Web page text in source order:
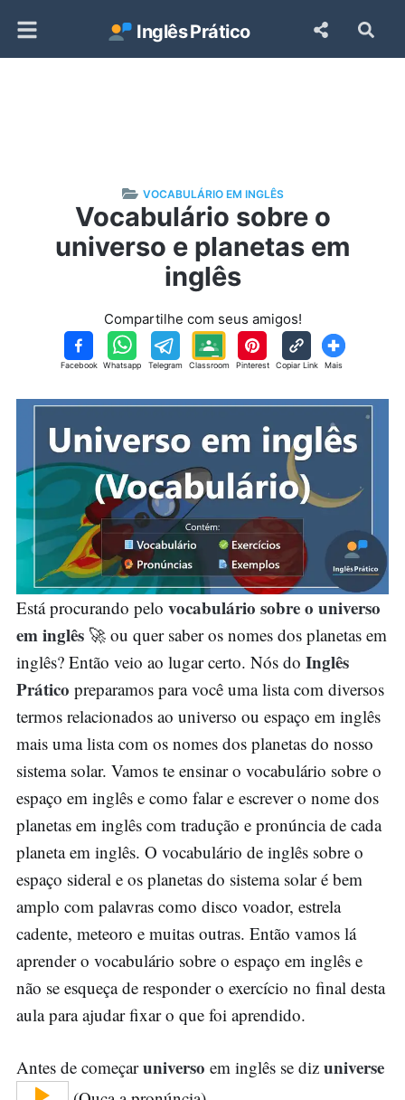
InglêsPrático
VOCABULÁRIO EM INGLÊS
Vocabulário sobre o
universo e planetas em
inglês
Compartilhe com seus amigos!
Facebook Whatsapp Telegram Classroom Pinterest Copiar Link Mais
Está procurando pelo vocabulário sobre o universo
em inglês🚀 ou quer saber os nomes dos planetas em
inglês? Então veio ao lugar certo. Nós do Inglês
Prático preparamos para você uma lista com diversos
termos relacionados ao universo ou espaço em inglês
mais uma lista com os nomes dos planetas do nosso
sistema solar. Vamos te ensinar o vocabulário sobre o
espaço em inglês e como falar e escrever o nome dos
planetas em inglês com tradução e pronúncia de cada
planeta em inglês. O vocabulário de inglês sobre o
espaço sideral e os planetas do sistema solar é bem
amplo com palavras como disco voador, estrela
cadente, meteoro e muitas outras. Então vamos lá
aprender o vocabulário sobre o espaço em inglês e
não se esqueça de responder o exercício no final desta
aula para ajudar fixar o que foi aprendido.
Antes de começaruniverso em inglês se diz universe